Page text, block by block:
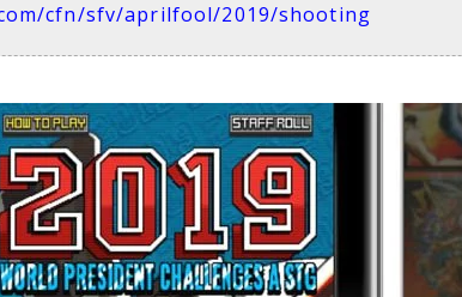
cfn/sfv/aprilfool/2019/shooting